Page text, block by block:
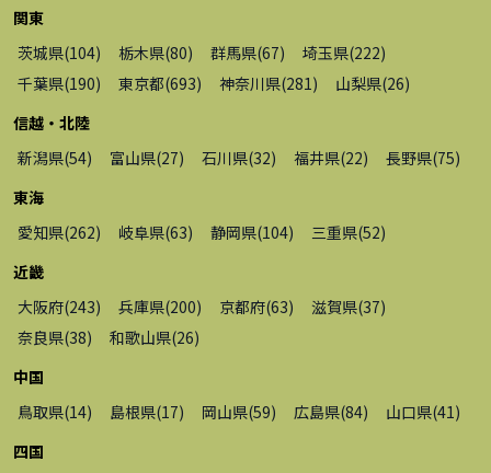
関東
茨城県(104) 栃木県(80) 群馬県(67) 埼玉県(222)
千葉県(190) 東京都(693) 神奈川県(281 ) 山梨県(26)
信越・北陸
新潟県(54) 富山県(27) 石川県(32) 福井県(22) 長野県(75)
東海
愛知県(262) 岐阜県(63) 静岡県(104) 三重県(52)
近畿
大阪府(243) 兵庫県(200) 京都府(63) 滋賀県(37)
奈良県(38) 和歌山県(26)
中国
鳥取県(14) 島根県(17) 岡山県(59) 広島県(84) 山口県(41 )
四国